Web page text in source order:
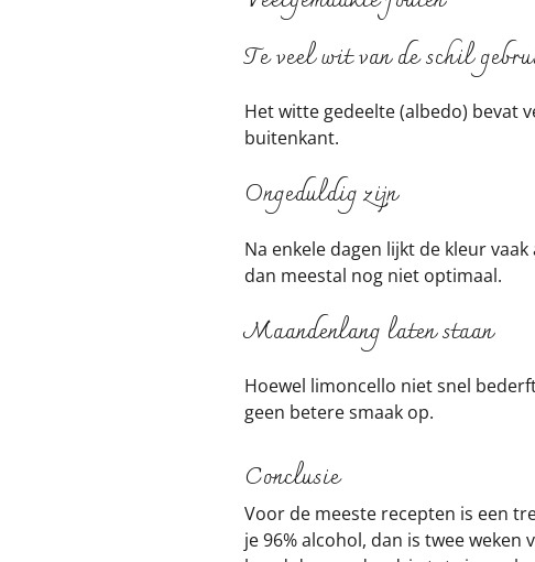
Te veel wit van de schil
Het witte gedeelte (albedo) bevat
buitenkant.
Ongeduldig zijn
Na enkele dagen lijkt de kleur
dan meestal nog niet optimaal.
Maandenlang laten staan
Hoewel limoncello niet snel
geen betere smaak op.
Conclusie
Voor de meeste recepten is een
je 96% alcohol, dan is twee weken